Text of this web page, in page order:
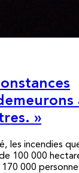
»
les incendies
100 000
000